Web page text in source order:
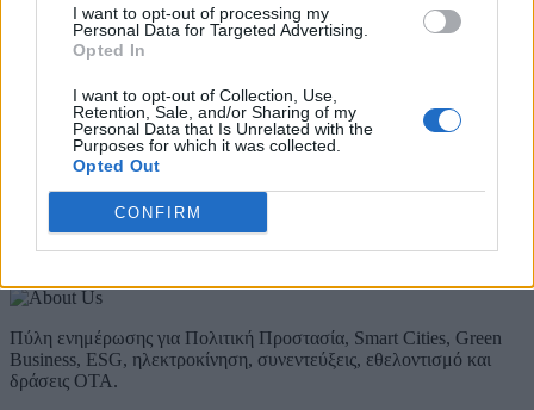
I want to opt-out of processing my
Personal Data for Targeted Advertising.
Opted In
I want to opt-out of Collection, Use,
Retention, Sale, and/or Sharing of my
Personal Data that Is Unrelated with the
Purposes for which it was collected.
Opted Out
CONFIRM
Λάβετε όλα τα τελευταία νέα από τον χώρο της Πολιτικής
Προστασίας, του ESG, του Green Business και των ΟΤΑ
Συμφωνώ με την Πολιτική Δεδομένων
About Us
Πύλη ενημέρωσης για Πολιτική Προστασία, Smart Cities, Green
Business, ESG, ηλεκτροκίνηση, συνεντεύξεις, εθελοντισμό και
δράσεις ΟΤΑ.